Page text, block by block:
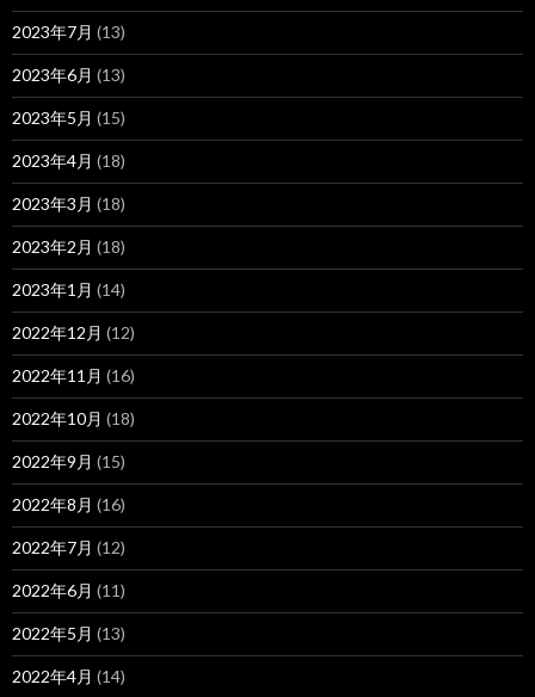
2023年7月 (13)
2023年6月 (13)
2023年5月 (15)
2023年4月 (18)
2023年3月 (18)
2023年2月 (18)
2023年1月 (14)
2022年12月 (12)
2022年11月 (16)
2022年10月 (18)
2022年9月 (15)
2022年8月 (16)
2022年7月 (12)
2022年6月 (11)
2022年5月 (13)
2022年4月 (14)